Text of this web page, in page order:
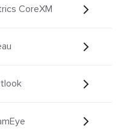
CoreXM